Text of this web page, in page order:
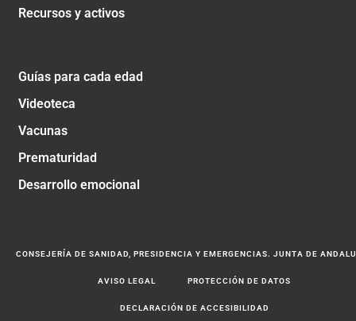
Recursos y activos
Guías para cada edad
Videoteca
Vacunas
Prematuridad
Desarrollo emocional
CONSEJERÍA DE SANIDAD, PRESIDENCIA Y EMERGENCIAS. JUNTA DE
AVISO LEGAL PROTECCIÓN DE DATOS
DECLARACIÓN DE ACCESIBILIDAD